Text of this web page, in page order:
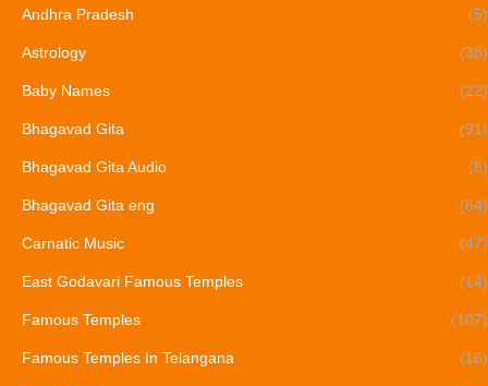
Andhra Pradesh (5)
Astrology (38)
Baby Names (22)
Bhagavad Gita (91)
Bhagavad Gita Audio (8)
Bhagavad Gita eng (64)
Carnatic Music (47)
East Godavari Famous Temples (14)
Famous Temples (107)
Famous Temples In Telangana (16)